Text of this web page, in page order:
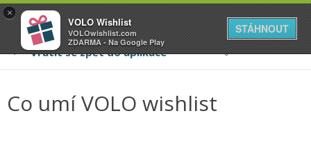
VOLO
Váš online wishlist
×
VOLO Wishlist
VOLOwishlist.com
ZDARMA - Na Google Play
STÁHNOUT
Co umí VOLO wishlist